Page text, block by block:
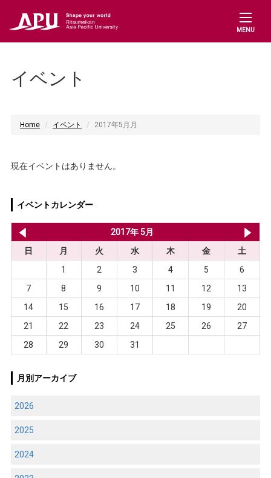
MENU
イベント
Home イベント 2017年5月月
現在イベントはありません。
イベントカレンダー
2017年 5月
日
月 火 水 木 金
土
1
2 3 4 5
6
7
8 9 10 11 12
13
14
15 16 17 18 19
20
21
22 23 24 25 26
27
28
29 30 31
月別アーカイブ
2026
2025
2024